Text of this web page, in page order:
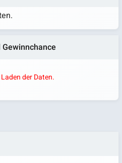
der Daten.